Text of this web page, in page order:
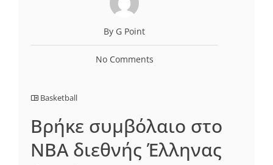
By G Point
No Comments
Basketball
Βρήκε συμβόλαιο στο
ΝΒΑ διεθνής Έλληνας